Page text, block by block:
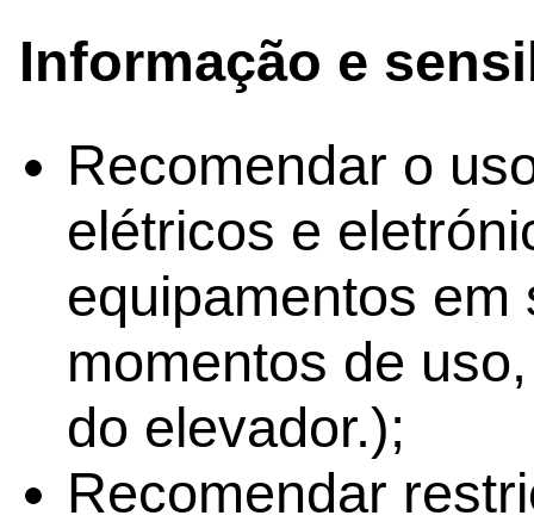
Informação e
Recomendar o
elétricos e
equipamentos
momentos de
do elevador.);
Recomendar